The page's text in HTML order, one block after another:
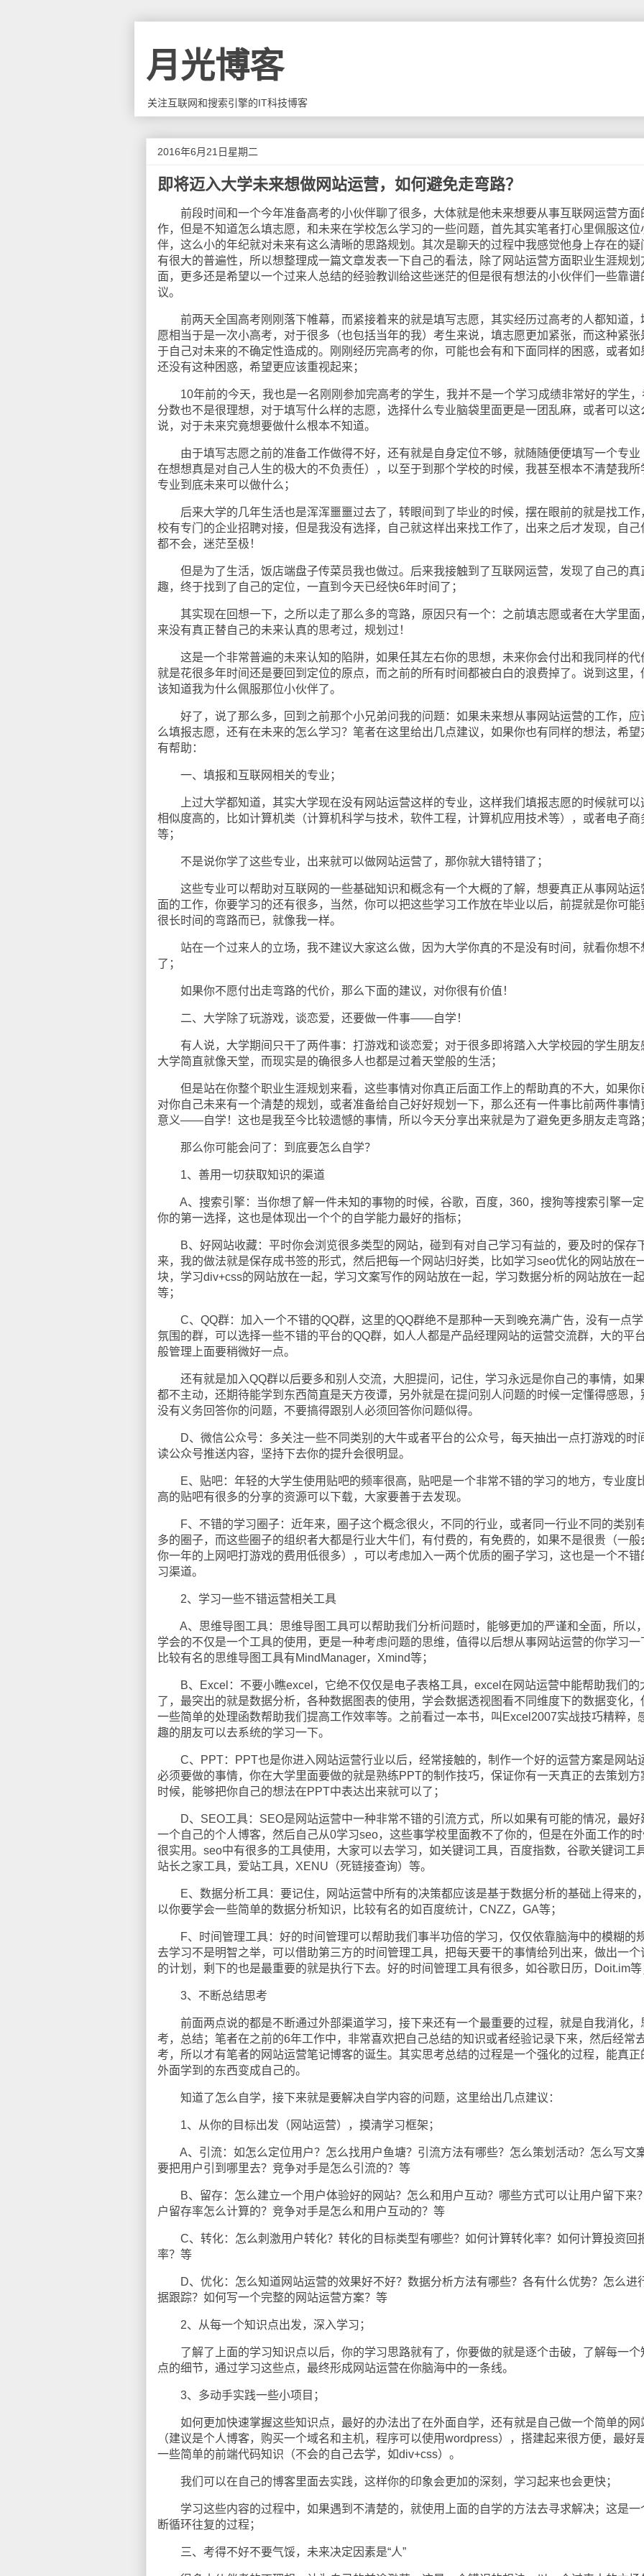
月光博客
关注互联网和搜索引擎的IT科技博客
2016年6月21日星期二
即将迈入大学未来想做网站运营，如何避免走弯路？
前段时间和一个今年准备高考的小伙伴聊了很多，大体就是他未来想要从事互联网运营方面
作，但是不知道怎么填志愿，和未来在学校怎么学习的一些问题，首先其实笔者打心里佩服这位
伴，这么小的年纪就对未来有这么清晰的思路规划。其次是聊天的过程中我感觉他身上存在的疑
有很大的普遍性，所以想整理成一篇文章发表一下自己的看法，除了网站运营方面职业生涯规划
面，更多还是希望以一个过来人总结的经验教训给这些迷茫的但是很有想法的小伙伴们一些靠谱
议。
前两天全国高考刚刚落下帷幕，而紧接着来的就是填写志愿，其实经历过高考的人都知道，
愿相当于是一次小高考，对于很多（也包括当年的我）考生来说，填志愿更加紧张，而这种紧张
于自己对未来的不确定性造成的。刚刚经历完高考的你，可能也会有和下面同样的困惑，或者如
还没有这种困惑，希望更应该重视起来；
10年前的今天，我也是一名刚刚参加完高考的学生，我并不是一个学习成绩非常好的学生，
分数也不是很理想，对于填写什么样的志愿，选择什么专业脑袋里面更是一团乱麻，或者可以这
说，对于未来究竟想要做什么根本不知道。
由于填写志愿之前的准备工作做得不好，还有就是自身定位不够，就随随便便填写一个专业
在想想真是对自己人生的极大的不负责任），以至于到那个学校的时候，我甚至根本不清楚我所
专业到底未来可以做什么；
后来大学的几年生活也是浑浑噩噩过去了，转眼间到了毕业的时候，摆在眼前的就是找工作
校有专门的企业招聘对接，但是我没有选择，自己就这样出来找工作了，出来之后才发现，自己
都不会，迷茫至极！
但是为了生活，饭店端盘子传菜员我也做过。后来我接触到了互联网运营，发现了自己的真
趣，终于找到了自己的定位，一直到今天已经快6年时间了；
其实现在回想一下，之所以走了那么多的弯路，原因只有一个：之前填志愿或者在大学里面
来没有真正替自己的未来认真的思考过，规划过！
这是一个非常普遍的未来认知的陷阱，如果任其左右你的思想，未来你会付出和我同样的代
就是花很多年时间还是要回到定位的原点，而之前的所有时间都被白白的浪费掉了。说到这里，
该知道我为什么佩服那位小伙伴了。
好了，说了那么多，回到之前那个小兄弟问我的问题：如果未来想从事网站运营的工作，应
么填报志愿，还有在未来的怎么学习？笔者在这里给出几点建议，如果你也有同样的想法，希望
有帮助：
一、填报和互联网相关的专业；
上过大学都知道，其实大学现在没有网站运营这样的专业，这样我们填报志愿的时候就可以
相似度高的，比如计算机类（计算机科学与技术，软件工程，计算机应用技术等），或者电子商
等；
不是说你学了这些专业，出来就可以做网站运营了，那你就大错特错了；
这些专业可以帮助对互联网的一些基础知识和概念有一个大概的了解，想要真正从事网站运
面的工作，你要学习的还有很多，当然，你可以把这些学习工作放在毕业以后，前提就是你可能
很长时间的弯路而已，就像我一样。
站在一个过来人的立场，我不建议大家这么做，因为大学你真的不是没有时间，就看你想不
了；
如果你不愿付出走弯路的代价，那么下面的建议，对你很有价值！
二、大学除了玩游戏，谈恋爱，还要做一件事——自学！
有人说，大学期间只干了两件事：打游戏和谈恋爱；对于很多即将踏入大学校园的学生朋友
大学简直就像天堂，而现实是的确很多人也都是过着天堂般的生活；
但是站在你整个职业生涯规划来看，这些事情对你真正后面工作上的帮助真的不大，如果你
对你自己未来有一个清楚的规划，或者准备给自己好好规划一下，那么还有一件事比前两件事情
意义——自学！这也是我至今比较遗憾的事情，所以今天分享出来就是为了避免更多朋友走弯路
那么你可能会问了：到底要怎么自学？
1、善用一切获取知识的渠道
A、搜索引擎：当你想了解一件未知的事物的时候，谷歌，百度，360，搜狗等搜索引擎一
你的第一选择，这也是体现出一个个的自学能力最好的指标；
B、好网站收藏：平时你会浏览很多类型的网站，碰到有对自己学习有益的，要及时的保存
来，我的做法就是保存成书签的形式，然后把每一个网站归好类，比如学习seo优化的网站放在
块，学习div+css的网站放在一起，学习文案写作的网站放在一起，学习数据分析的网站放在一起
等；
C、QQ群：加入一个不错的QQ群，这里的QQ群绝不是那种一天到晚充满广告，没有一点
氛围的群，可以选择一些不错的平台的QQ群，如人人都是产品经理网站的运营交流群，大的平
般管理上面要稍微好一点。
还有就是加入QQ群以后要多和别人交流，大胆提问，记住，学习永远是你自己的事情，如
都不主动，还期待能学到东西简直是天方夜谭，另外就是在提问别人问题的时候一定懂得感恩，
没有义务回答你的问题，不要搞得跟别人必须回答你问题似得。
D、微信公众号：多关注一些不同类别的大牛或者平台的公众号，每天抽出一点打游戏的时
读公众号推送内容，坚持下去你的提升会很明显。
E、贴吧：年轻的大学生使用贴吧的频率很高，贴吧是一个非常不错的学习的地方，专业度
高的贴吧有很多的分享的资源可以下载，大家要善于去发现。
F、不错的学习圈子：近年来，圈子这个概念很火，不同的行业，或者同一行业不同的类别
多的圈子，而这些圈子的组织者大都是行业大牛们，有付费的，有免费的，如果不是很贵（一般
你一年的上网吧打游戏的费用低很多），可以考虑加入一两个优质的圈子学习，这也是一个不错
习渠道。
2、学习一些不错运营相关工具
A、思维导图工具：思维导图工具可以帮助我们分析问题时，能够更加的严谨和全面，所以
学会的不仅是一个工具的使用，更是一种考虑问题的思维，值得以后想从事网站运营的你学习一
比较有名的思维导图工具有MindManager，Xmind等；
B、Excel：不要小瞧excel，它绝不仅仅是电子表格工具，excel在网站运营中能帮助我们的
了，最突出的就是数据分析，各种数据图表的使用，学会数据透视图看不同维度下的数据变化，
一些简单的处理函数帮助我们提高工作效率等。之前看过一本书，叫Excel2007实战技巧精粹，
趣的朋友可以去系统的学习一下。
C、PPT：PPT也是你进入网站运营行业以后，经常接触的，制作一个好的运营方案是网站
必须要做的事情，你在大学里面要做的就是熟练PPT的制作技巧，保证你有一天真正的去策划方
时候，能够把你自己的想法在PPT中表达出来就可以了；
D、SEO工具：SEO是网站运营中一种非常不错的引流方式，所以如果有可能的情况，最好
一个自己的个人博客，然后自己从0学习seo，这些事学校里面教不了你的，但是在外面工作的
很实用。seo中有很多的工具使用，大家可以去学习，如关键词工具，百度指数，谷歌关键词工具
站长之家工具，爱站工具，XENU（死链接查询）等。
E、数据分析工具：要记住，网站运营中所有的决策都应该是基于数据分析的基础上得来的
以你要学会一些简单的数据分析知识，比较有名的如百度统计，CNZZ，GA等；
F、时间管理工具：好的时间管理可以帮助我们事半功倍的学习，仅仅依靠脑海中的模糊的
去学习不是明智之举，可以借助第三方的时间管理工具，把每天要干的事情给列出来，做出一个
的计划，剩下的也是最重要的就是执行下去。好的时间管理工具有很多，如谷歌日历，Doit.im等
3、不断总结思考
前面两点说的都是不断通过外部渠道学习，接下来还有一个最重要的过程，就是自我消化，
考，总结；笔者在之前的6年工作中，非常喜欢把自己总结的知识或者经验记录下来，然后经常
考，所以才有笔者的网站运营笔记博客的诞生。其实思考总结的过程是一个强化的过程，能真正
外面学到的东西变成自己的。
知道了怎么自学，接下来就是要解决自学内容的问题，这里给出几点建议：
1、从你的目标出发（网站运营），摸清学习框架；
A、引流：如怎么定位用户？怎么找用户鱼塘？引流方法有哪些？怎么策划活动？怎么写文案
要把用户引到哪里去？竞争对手是怎么引流的？等
B、留存：怎么建立一个用户体验好的网站？怎么和用户互动？哪些方式可以让用户留下来
户留存率怎么计算的？竞争对手是怎么和用户互动的？等
C、转化：怎么刺激用户转化？转化的目标类型有哪些？如何计算转化率？如何计算投资回
率？等
D、优化：怎么知道网站运营的效果好不好？数据分析方法有哪些？各有什么优势？怎么进
据跟踪？如何写一个完整的网站运营方案？等
2、从每一个知识点出发，深入学习；
了解了上面的学习知识点以后，你的学习思路就有了，你要做的就是逐个击破，了解每一个
点的细节，通过学习这些点，最终形成网站运营在你脑海中的一条线。
3、多动手实践一些小项目；
如何更加快速掌握这些知识点，最好的办法出了在外面自学，还有就是自己做一个简单的网
（建议是个人博客，购买一个域名和主机，程序可以使用wordpress），搭建起来很方便，最好
一些简单的前端代码知识（不会的自己去学，如div+css）。
我们可以在自己的博客里面去实践，这样你的印象会更加的深刻，学习起来也会更快；
学习这些内容的过程中，如果遇到不清楚的，就使用上面的自学的方法去寻求解决；这是一
断循环往复的过程；
三、考得不好不要气馁，未来决定因素是“人”